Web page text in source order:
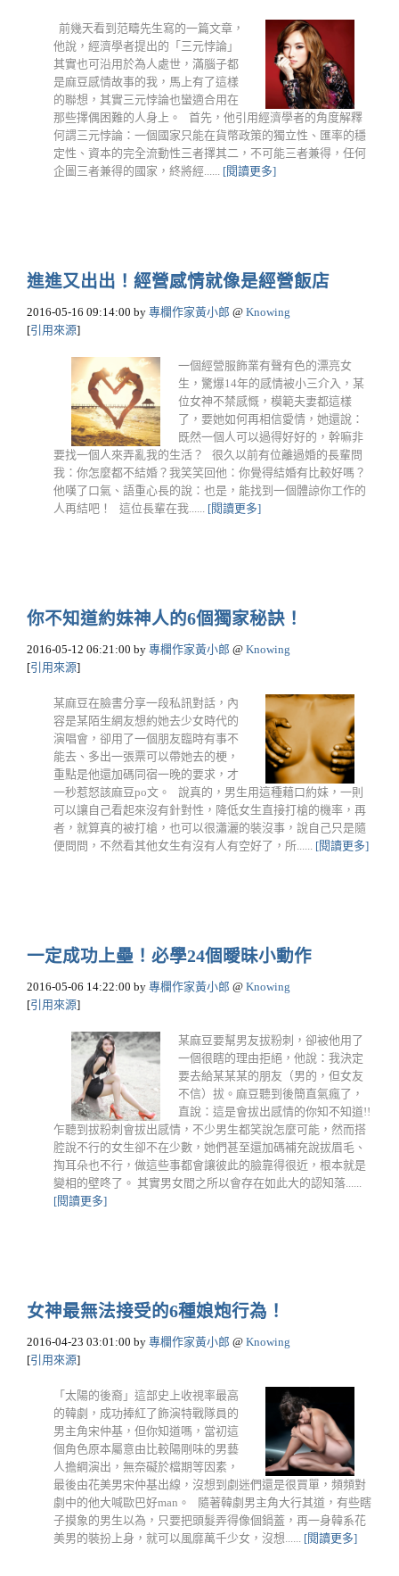
前幾天看到范疇先生寫的一篇文章，
他說，經濟學者提出的「三元悖論」
其實也可沿用於為人處世，滿腦子都
是麻豆感情故事的我，馬上有了這樣
的聯想，其實三元悖論也蠻適合用在
那些擇偶困難的人身上。 首先，他引用經濟學者的角度解釋
何謂三元悖論：一個國家只能在貨幣政策的獨立性、匯率的穩
定性、資本的完全流動性三者擇其二，不可能三者兼得，任何
企圖三者兼得的國家，終將經...... [閱讀更多]
進進又出出！經營感情就像是經營飯店
2016-05-16 09:14:00 by 專欄作家黃小郎 @ Knowing
[引用來源]
一個經營服飾業有聲有色的漂亮女
生，驚爆14年的感情被小三介入，某
位女神不禁感慨，模範夫妻都這樣
了，要她如何再相信愛情，她還說：
既然一個人可以過得好好的，幹嘛非
要找一個人來弄亂我的生活？ 很久以前有位離過婚的長輩問
我：你怎麼都不結婚？我笑笑回他：你覺得結婚有比較好嗎？
他嘆了口氣、語重心長的說：也是，能找到一個體諒你工作的
人再結吧！ 這位長輩在我...... [閱讀更多]
你不知道約妹神人的6個獨家秘訣！
2016-05-12 06:21:00 by 專欄作家黃小郎 @ Knowing
[引用來源]
某麻豆在臉書分享一段私訊對話，內
容是某陌生網友想約她去少女時代的
演唱會，卻用了一個朋友臨時有事不
能去、多出一張票可以帶她去的梗，
重點是他還加碼同宿一晚的要求，才
一秒惹怒該麻豆po文。 說真的，男生用這種藉口約妹，一則
可以讓自己看起來沒有針對性，降低女生直接打槍的機率，再
者，就算真的被打槍，也可以很瀟灑的裝沒事，說自己只是隨
便問問，不然看其他女生有沒有人有空好了，所...... [閱讀更多]
一定成功上壘！必學24個曖昧小動作
2016-05-06 14:22:00 by 專欄作家黃小郎 @ Knowing
[引用來源]
某麻豆要幫男友拔粉刺，卻被他用了
一個很瞎的理由拒絕，他說：我決定
要去給某某某的朋友（男的，但女友
不信）拔。麻豆聽到後簡直氣瘋了，
直說：這是會拔出感情的你知不知道!!
乍聽到拔粉刺會拔出感情，不少男生都笑說怎麼可能，然而搭
腔說不行的女生卻不在少數，她們甚至還加碼補充說拔眉毛、
掏耳朵也不行，做這些事都會讓彼此的臉靠得很近，根本就是
變相的壁咚了。 其實男女間之所以會存在如此大的認知落......
[閱讀更多]
女神最無法接受的6種娘炮行為！
2016-04-23 03:01:00 by 專欄作家黃小郎 @ Knowing
[引用來源]
「太陽的後裔」這部史上收視率最高
的韓劇，成功捧紅了飾演特戰隊員的
男主角宋仲基，但你知道嗎，當初這
個角色原本屬意由比較陽剛味的男藝
人擔綱演出，無奈礙於檔期等因素，
最後由花美男宋仲基出線，沒想到劇迷們還是很買單，頻頻對
劇中的他大喊歐巴好man。 隨著韓劇男主角大行其道，有些瞎
子摸象的男生以為，只要把頭髮弄得像個鍋蓋，再一身韓系花
美男的裝扮上身，就可以風靡萬千少女，沒想...... [閱讀更多]